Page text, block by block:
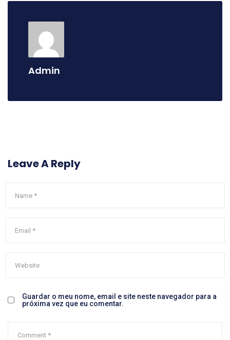
Admin
Leave A Reply
Guardar o meu nome, email e site neste navegador para a
próxima vez que eu comentar.